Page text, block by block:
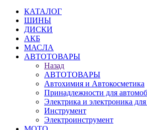
КАТАЛОГ
ШИНЫ
ДИСКИ
АКБ
МАСЛА
АВТОТОВАРЫ
Назад
АВТОТОВАРЫ
Автохимия и Автокосметика
Принадлежности для
Электрика и электроника
Инструмент
Электроинструмент